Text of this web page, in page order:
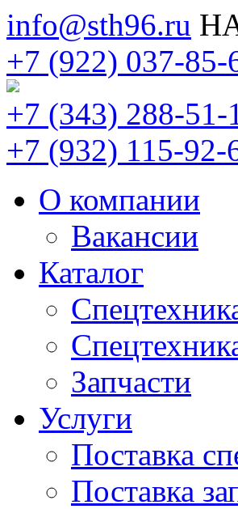
info@sth96.ru
+7 (922) 037-85-
+7 (343) 288-51-
+7 (932) 115-92-
О компании
Вакансии
Каталог
Запчасти
Услуги
Поставка
Поставка